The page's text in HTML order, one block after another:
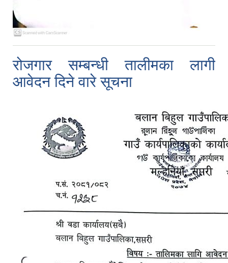
रोजगार सम्बन्धी तालीमका लागी
आवेदन दिने वारे सूचना